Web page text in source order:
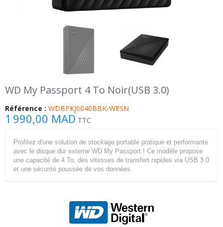
WD My Passport 4 To Noir(USB 3.0)
Référence : WDBPKJ0040BBK-WESN
1 990,00 MAD TTC
Profitez d'une solution de stockage portable pratique et performante
avec le disque dur externe WD My Passport ! Ce modèle propose
une capacité de 4 To, des vitesses de transfert rapides via USB 3.0
et une sécurité poussée de vos données.